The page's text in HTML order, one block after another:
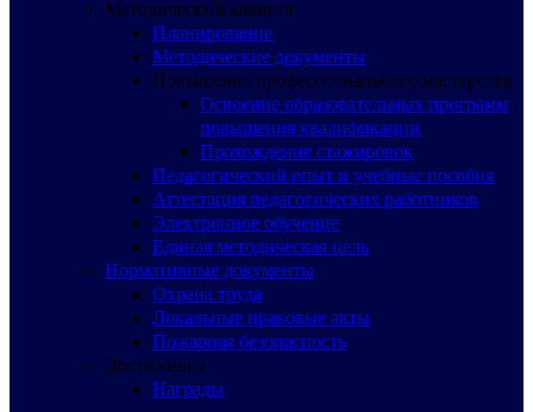
Методический кабинет
Планирование
Методические документы
Повышение профессионального мастерства
Освоение образовательных программ
повышения квалификации
Прохождение стажировок
Педагогический опыт и учебные пособия
Аттестация педагогических работников
Электронное обучение
Единая методическая цель
Нормативные документы
Охрана труда
Локальные правовые акты
Пожарная безопасность
Достижения
Награды